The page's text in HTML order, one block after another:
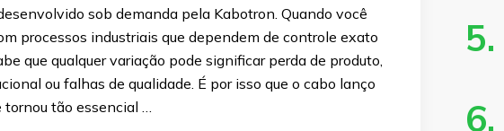
sob demanda pela Kabotron. Quando você
processos industriais que dependem de controle exato
que qualquer variação pode significar perda de produto,
ou falhas de qualidade. É por isso que o cabo lanço
tão essencial …